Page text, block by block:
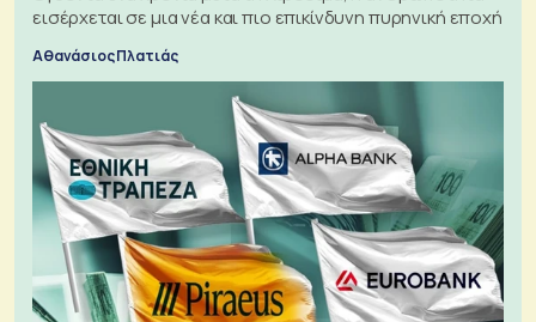
εισέρχεται σε μια νέα και πιο επικίνδυνη πυρηνική εποχή
Αθανάσιος Πλατιάς